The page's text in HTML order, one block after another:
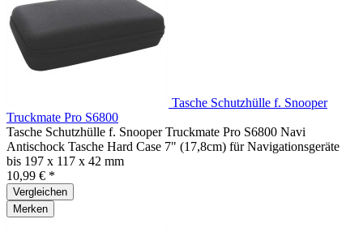
Tasche Schutzhülle f. Snooper
Truckmate Pro S6800
Tasche Schutzhülle f. Snooper Truckmate Pro S6800 Navi
Antischock Tasche Hard Case 7" (17,8cm) für Navigationsgeräte
bis 197 x 117 x 42 mm
10,99 € *
Vergleichen
Merken